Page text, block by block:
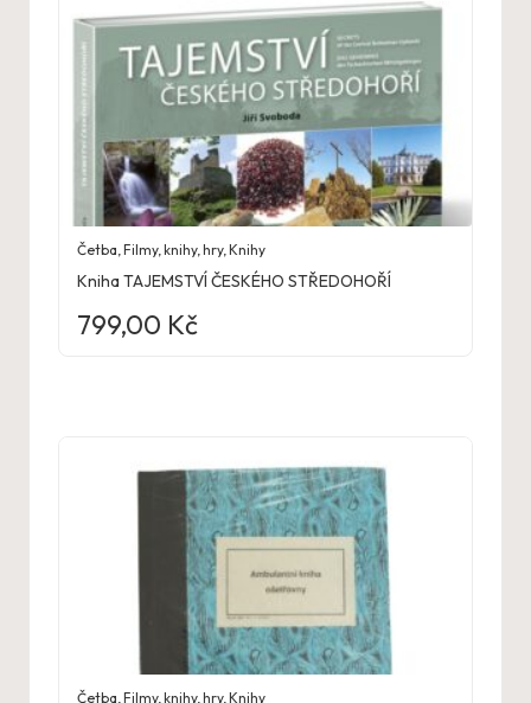
Četba,Filmy, knihy, hry,Knihy
Kniha TAJEMSTVÍ ČESKÉHO STŘEDOHOŘÍ
799,00 Kč
Četba,Filmy, knihy, hry,Knihy